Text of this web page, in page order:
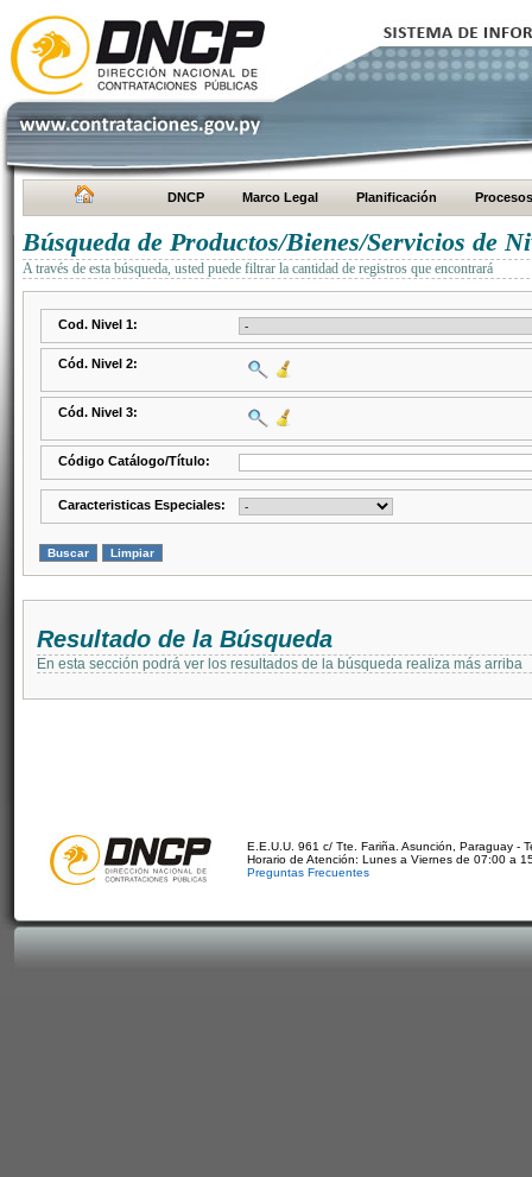
DNCP Marco Legal Planificación Procesos
Búsqueda de Productos/Bienes/Servicios de
A través de esta búsqueda, usted puede filtrar la cantidad de registros que encontrará
Cod. Nivel 1:
Cód. Nivel 2:
Cód. Nivel 3:
Código Catálogo/Título:
Caracteristicas Especiales:
Resultado de la Búsqueda
En esta sección podrá ver los resultados de la búsqueda realiza más arriba
E.E.U.U. 961 c/ Tte. Fariña. Asunción, Paraguay -
Horario de Atención: Lunes a Viernes de 07:00 a
Preguntas Frecuentes